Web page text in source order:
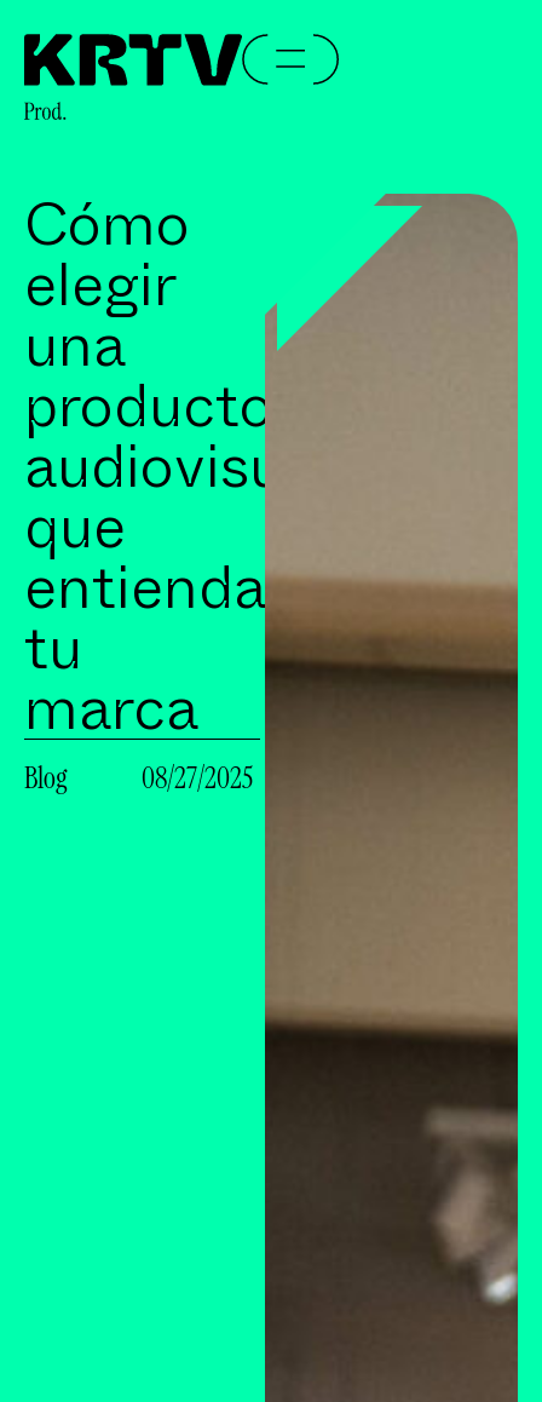
Cómo
elegir
una
productora
audiovisual
que
entienda
tu
marca
Blog 08/27/2025